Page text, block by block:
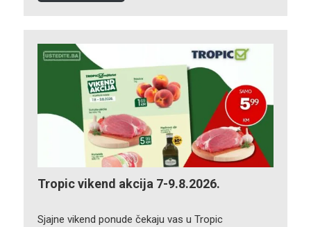
Tropic vikend akcija 7-9.8.2026.
Sjajne vikend ponude čekaju vas u Tropic